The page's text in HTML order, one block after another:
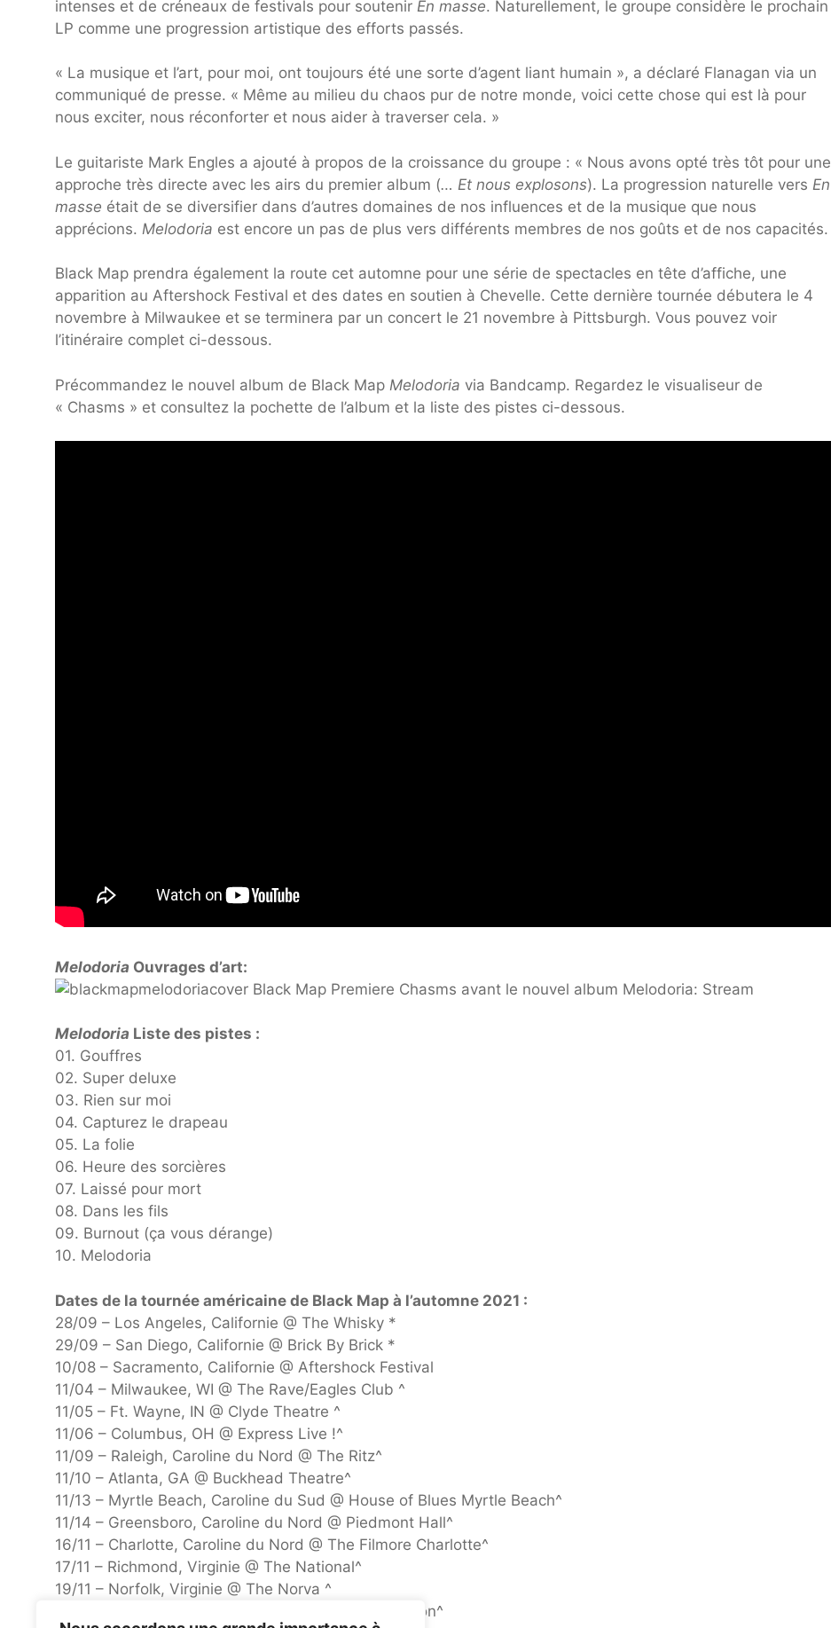
intenses et de créneaux de festivals pour soutenir En masse. Naturellement, le groupe considère le prochain
LP comme une progression artistique des efforts passés.
« La musique et l’art, pour moi, ont toujours été une sorte d’agent liant humain », a déclaré Flanagan via un
communiqué de presse. « Même au milieu du chaos pur de notre monde, voici cette chose qui est là pour
nous exciter, nous réconforter et nous aider à traverser cela. »
Le guitariste Mark Engles a ajouté à propos de la croissance du groupe : « Nous avons opté très tôt pour une
approche très directe avec les airs du premier album (… Et nous explosons). La progression naturelle vers En
masse était de se diversifier dans d’autres domaines de nos influences et de la musique que nous
apprécions. Melodoria est encore un pas de plus vers différents membres de nos goûts et de nos capacités.
Black Map prendra également la route cet automne pour une série de spectacles en tête d’affiche, une
apparition au Aftershock Festival et des dates en soutien à Chevelle. Cette dernière tournée débutera le 4
novembre à Milwaukee et se terminera par un concert le 21 novembre à Pittsburgh. Vous pouvez voir
l’itinéraire complet ci-dessous.
Précommandez le nouvel album de Black Map Melodoria via Bandcamp. Regardez le visualiseur de
« Chasms » et consultez la pochette de l’album et la liste des pistes ci-dessous.
Melodoria Ouvrages d’art:
Melodoria Liste des pistes :
01. Gouffres
02. Super deluxe
03. Rien sur moi
04. Capturez le drapeau
05. La folie
06. Heure des sorcières
07. Laissé pour mort
08. Dans les fils
09. Burnout (ça vous dérange)
10. Melodoria
Dates de la tournée américaine de Black Map à l’automne 2021 :
28/09 – Los Angeles, Californie @ The Whisky *
29/09 – San Diego, Californie @ Brick By Brick *
10/08 – Sacramento, Californie @ Aftershock Festival
11/04 – Milwaukee, WI @ The Rave/Eagles Club ^
11/05 – Ft. Wayne, IN @ Clyde Theatre ^
11/06 – Columbus, OH @ Express Live !^
11/09 – Raleigh, Caroline du Nord @ The Ritz^
11/10 – Atlanta, GA @ Buckhead Theatre^
11/13 – Myrtle Beach, Caroline du Sud @ House of Blues Myrtle Beach^
11/14 – Greensboro, Caroline du Nord @ Piedmont Hall^
16/11 – Charlotte, Caroline du Nord @ The Filmore Charlotte^
17/11 – Richmond, Virginie @ The National^
19/11 – Norfolk, Virginie @ The Norva ^
11/20 – Newport, KY @ Pavillon Promowest à Ovation^